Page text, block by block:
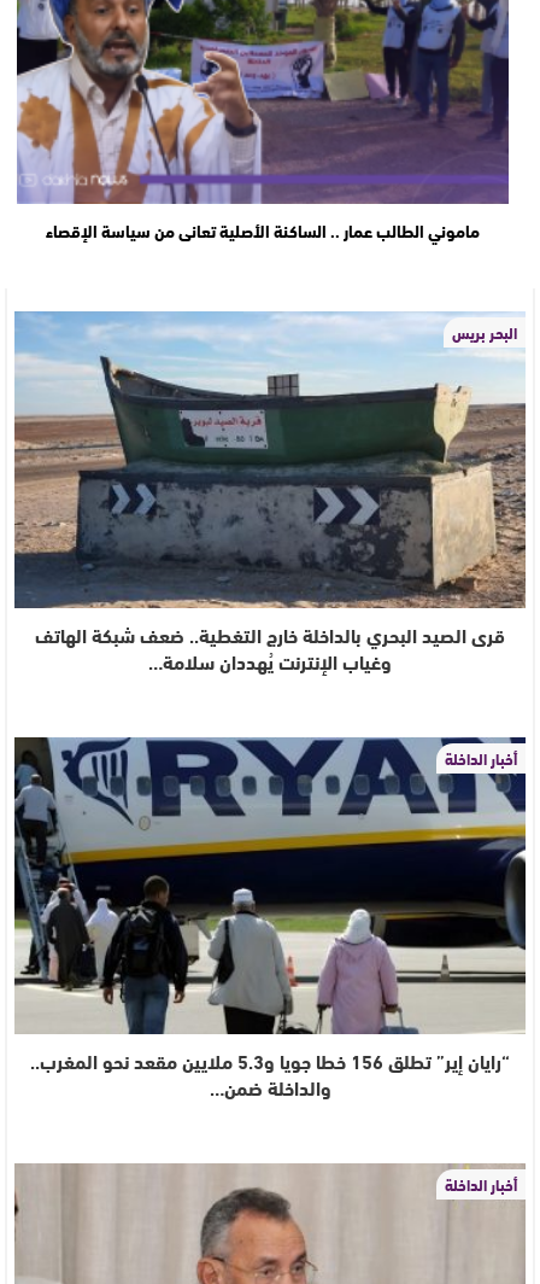
ماموني الطالب عمار .. الساكنة الأصلية تعانى من سياسة الإقصاء
البحر بريس
قرى الصيد البحري بالداخلة خارج التغطية.. ضعف شبكة الهاتف
وغياب الإنترنت يُهددان سلامة…
أخبار الداخلة
“رايان إير” تطلق 156 خطا جويا و5.3 ملايين مقعد نحو المغرب..
والداخلة ضمن…
أخبار الداخلة